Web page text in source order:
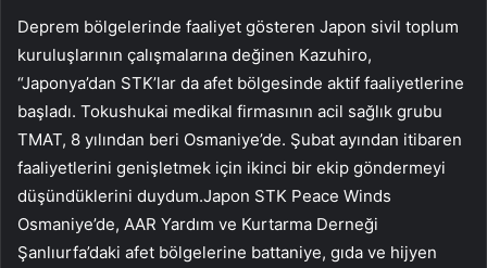
Deprem bölgelerinde faaliyet gösteren Japon sivil toplum
kuruluşlarının çalışmalarına değinen Kazuhiro,
“Japonya’dan STK’lar da afet bölgesinde aktif faaliyetlerine
başladı. Tokushukai medikal firmasının acil sağlık grubu
TMAT, 8 yılından beri Osmaniye’de. Şubat ayından itibaren
faaliyetlerini genişletmek için ikinci bir ekip göndermeyi
düşündüklerini duydum.Japon STK Peace Winds
Osmaniye’de, AAR Yardım ve Kurtarma Derneği
Şanlıurfa’daki afet bölgelerine battaniye, gıda ve hijyen